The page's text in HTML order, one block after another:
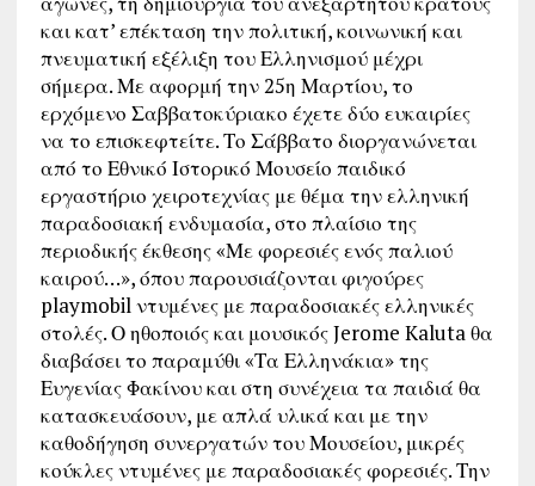
και κατ’ επέκταση την πολιτική, κοινωνική και
πνευματική εξέλιξη του Ελληνισμού μέχρι
σήμερα. Με αφορμή την 25η Μαρτίου, το
ερχόμενο Σαββατοκύριακο έχετε δύο ευκαιρίες
να το επισκεφτείτε. Το Σάββατο διοργανώνεται
από το Εθνικό Ιστορικό Μουσείο παιδικό
εργαστήριο χειροτεχνίας με θέμα την ελληνική
παραδοσιακή ενδυμασία, στο πλαίσιο της
περιοδικής έκθεσης «Με φορεσιές ενός παλιού
καιρού…», όπου παρουσιάζονται φιγούρες
playmobil ντυμένες με παραδοσιακές ελληνικές
στολές. Ο ηθοποιός και μουσικός Jerome Kaluta θα
διαβάσει το παραμύθι «Τα Ελληνάκια» της
Ευγενίας Φακίνου και στη συνέχεια τα παιδιά θα
κατασκευάσουν, με απλά υλικά και με την
καθοδήγηση συνεργατών του Μουσείου, μικρές
κούκλες ντυμένες με παραδοσιακές φορεσιές. Την